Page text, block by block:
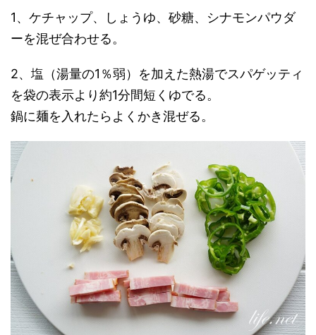
1、ケチャップ、しょうゆ、砂糖、シナモンパウダ
ーを混ぜ合わせる。
2、塩（湯量の1％弱）を加えた熱湯でスパゲッティ
を袋の表示より約1分間短くゆでる。
鍋に麺を入れたらよくかき混ぜる。